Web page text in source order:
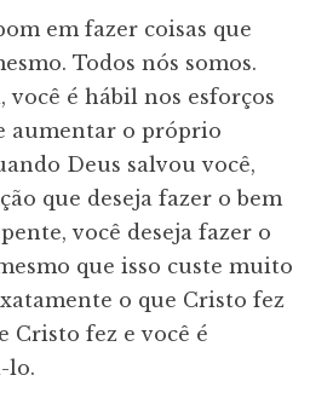
em fazer coisas que
Todos nós somos.
você é hábil nos esforços
aumentar o próprio
Deus salvou você,
que deseja fazer o bem
você deseja fazer o
que isso custe muito
o que Cristo fez
Cristo fez e você é
lo.